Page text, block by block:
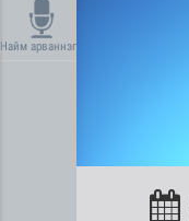
Найм арваннэг